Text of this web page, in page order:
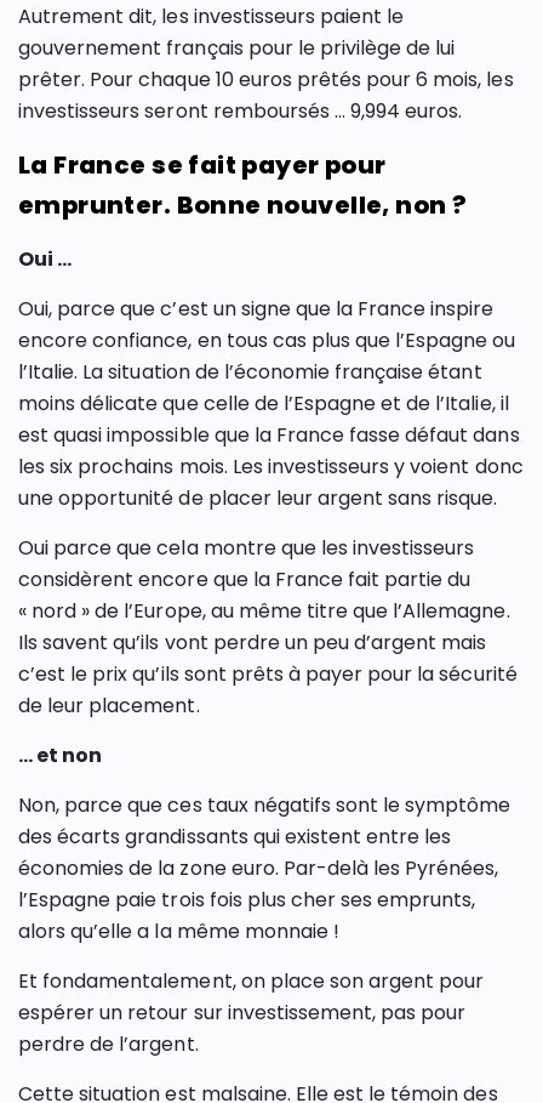
Autrement dit, les investisseurs paient le
gouvernement français pour le privilège de lui
prêter. Pour chaque 10 euros prêtés pour 6 mois, les
investisseurs seront remboursés … 9,994 euros.
La France se fait payer pour
emprunter. Bonne nouvelle, non ?
Oui …
Oui, parce que c’est un signe que la France inspire
encore confiance, en tous cas plus que l’Espagne ou
l’Italie. La situation de l’économie française étant
moins délicate que celle de l’Espagne et de l’Italie, il
est quasi impossible que la France fasse défaut dans
les six prochains mois. Les investisseurs y voient donc
une opportunité de placer leur argent sans risque.
Oui parce que cela montre que les investisseurs
considèrent encore que la France fait partie du
« nord » de l’Europe, au même titre que l’Allemagne.
Ils savent qu’ils vont perdre un peu d’argent mais
c’est le prix qu’ils sont prêts à payer pour la sécurité
de leur placement.
… et non
Non, parce que ces taux négatifs sont le symptôme
des écarts grandissants qui existent entre les
économies de la zone euro. Par-delà les Pyrénées,
l’Espagne paie trois fois plus cher ses emprunts,
alors qu’elle a la même monnaie !
Et fondamentalement, on place son argent pour
espérer un retour sur investissement, pas pour
perdre de l’argent.
Cette situation est malsaine. Elle est le témoin des